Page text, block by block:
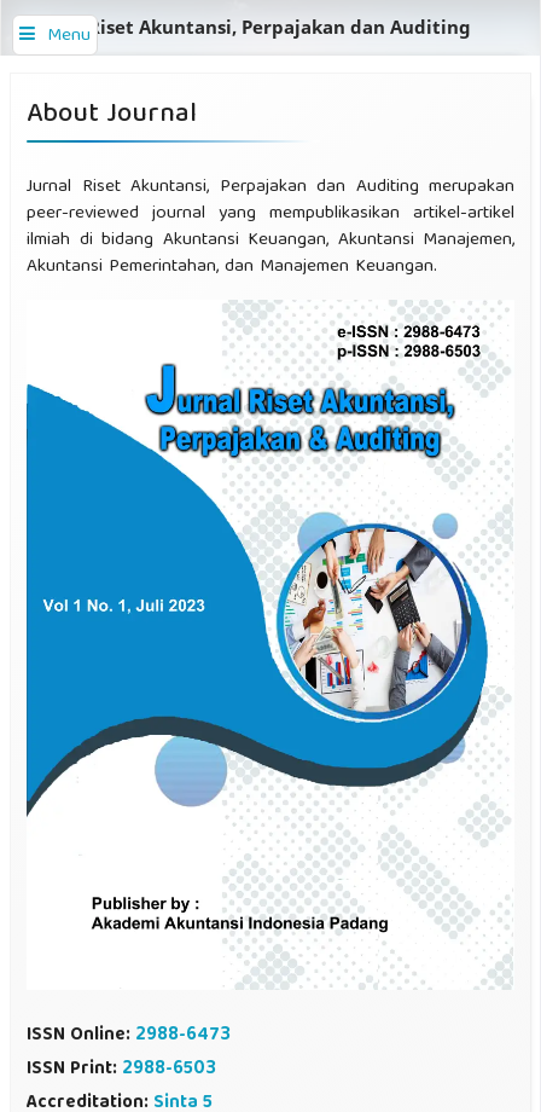
Menu
Jurnal Riset Akuntansi, Perpajakan dan Auditing
About Journal
Jurnal Riset Akuntansi, Perpajakan dan Auditing merupakan
peer-reviewed journal yang mempublikasikan artikel-artikel
ilmiah di bidang Akuntansi Keuangan, Akuntansi Manajemen,
Akuntansi Pemerintahan, dan Manajemen Keuangan.
ISSN Online:2988-6473
ISSN Print:2988-6503
Accreditation:Sinta 5